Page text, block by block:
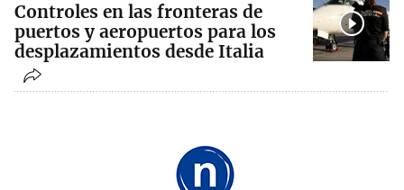
Controles en las fronteras de
puertos y aeropuertos para los
desplazamientos desde Italia